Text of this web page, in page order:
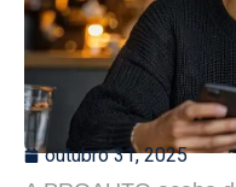
outubro 31, 2025